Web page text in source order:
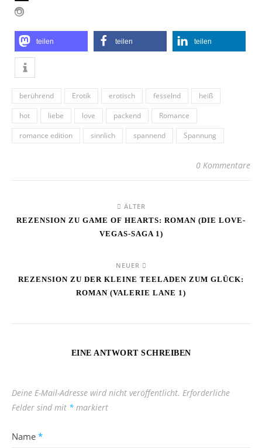
teilen teilen teilen
berührend Erotik erotisch fesselnd
heiß
hot
liebe love packend
Romance
romance edition
sinnlich spannend Spannung
0 Kommentare
ÄLTER
REZENSION ZU GAME OF HEARTS: ROMAN (DIE LOVE-
VEGAS-SAGA 1)
NEUER
REZENSION ZU DER KLEINE TEELADEN ZUM GLÜCK:
ROMAN (VALERIE LANE 1)
EINE ANTWORT SCHREIBEN
Deine E-Mail-Adresse wird nicht veröffentlicht. Erforderliche
Felder sind mit * markiert
Name *